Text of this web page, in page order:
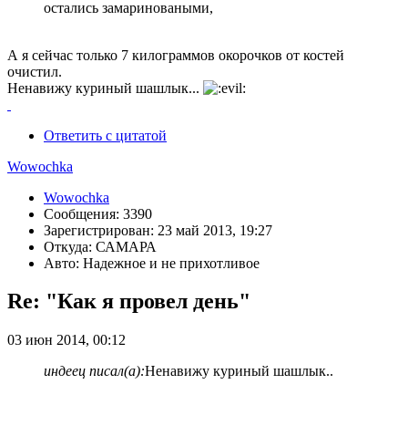
остались замариноваными,
А я сейчас только 7 килограммов окорочков от костей
очистил.
Ненавижу куриный шашлык...
Ответить с цитатой
Wowochka
Wowochka
Сообщения: 3390
Зарегистрирован: 23 май 2013, 19:27
Откуда: САМАРА
Авто: Надежное и не прихотливое
Re: "Как я провел день"
03 июн 2014, 00:12
индеец писал(а):Ненавижу куриный шашлык..